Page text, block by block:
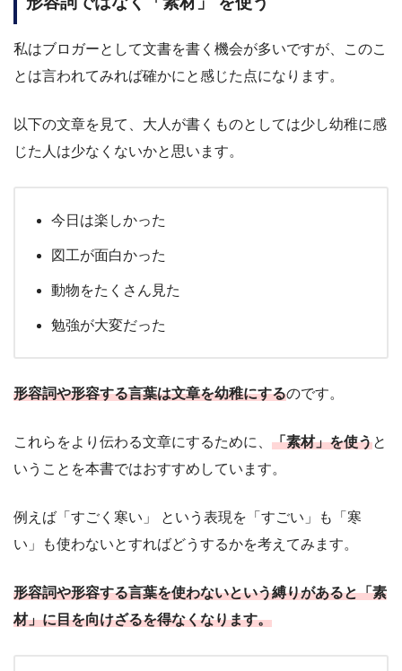
私はブロガーとして文書を書く機会が多いですが、このこ
とは言われてみれば確かにと感じた点になります。
以下の文章を見て、大人が書くものとしては少し幼稚に感
じた人は少なくないかと思います。
今日は楽しかった
図工が面白かった
動物をたくさん見た
勉強が大変だった
形容詞や形容する言葉は文章を幼稚にするのです。
これらをより伝わる文章にするために、 「素材」を使うと
いうことを本書ではおすすめしています。
例えば「すごく寒い」 という表現を「すごい」も「寒
い」も使わないとすればどうするかを考えてみます。
形容詞や形容する言葉を使わないという縛りがあると「素
材」に目を向けざるを得なくなります。